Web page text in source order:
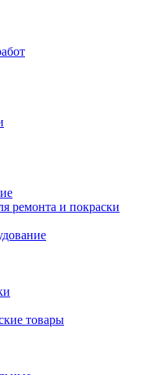
ремонта и покраски
товары